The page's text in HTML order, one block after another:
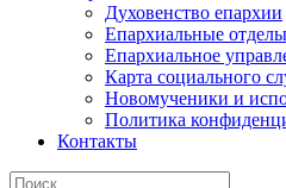
Духовенство епархии
Епархиальные отделы
Епархиальное
Карта социального
Новомученики и
Политика
Контакты